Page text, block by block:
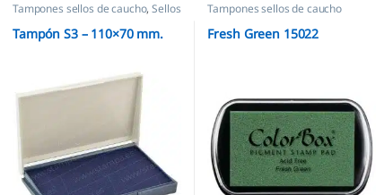
Tampones sellos de caucho,Sellos
empresas
Tampón S3 – 110×70 mm.
Tampones sellos de caucho
Fresh Green 15022